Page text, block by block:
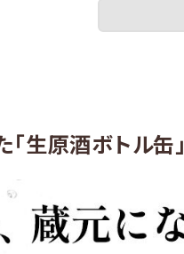
生原酒ボトル缶」